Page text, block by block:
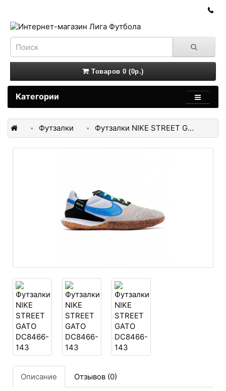
Товаров 0 (0р.)
Категории
Футзалки Футзалки NIKE STREET GATO DC8466-143
Описание Отзывов (0)